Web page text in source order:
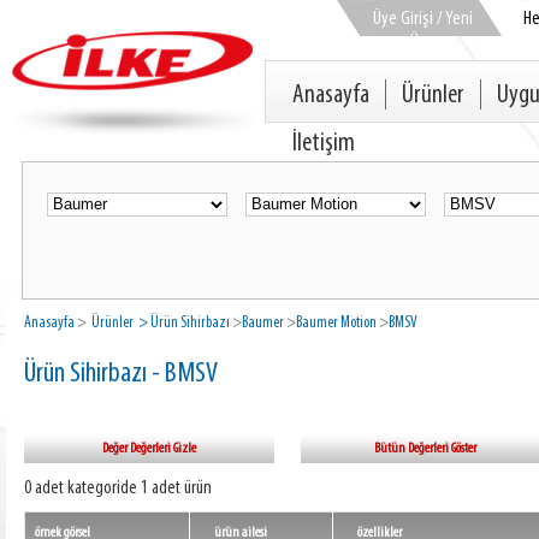
Üye Girişi / Yeni
Üye
Anasayfa Ürünler
İletişim
Anasayfa > Ürünler > Ürün Sihirbazı >Baumer >Baumer Motion >BMSV
Ürün Sihirbazı - BMSV
Değer Değerleri Gizle Bütün Değerleri Göster
0 adet kategoride 1 adet ürün
örnek görsel ürün ailesi özellikler